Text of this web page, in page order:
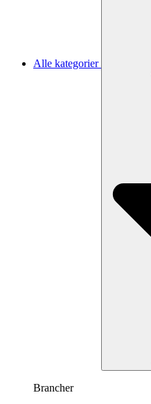
Alle kategorier
Brancher